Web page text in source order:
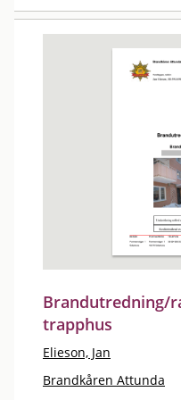
Brandutredning/
trapphus
Elieson, Jan
Brandkåren Attunda